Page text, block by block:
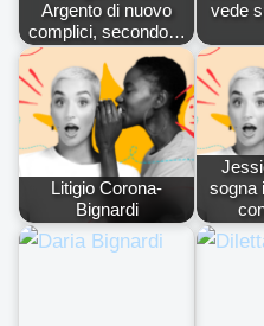
Argento di nuovo
complici, secondo…
vede
Litigio Corona-
Bignardi
sogna